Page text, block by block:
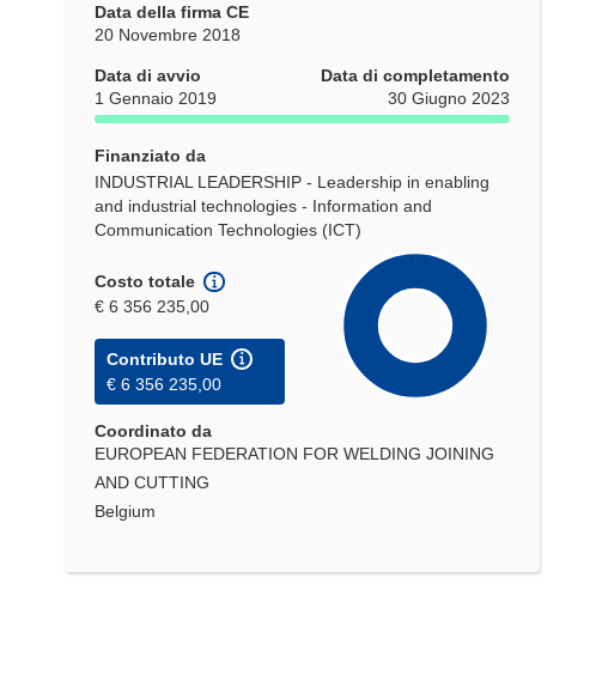
Data della firma CE
20 Novembre 2018
Data di avvio
1 Gennaio 2019
Data di completamento
30 Giugno 2023
Finanziato da
INDUSTRIAL LEADERSHIP - Leadership in enabling
and industrial technologies - Information and
Communication Technologies (ICT)
Costo totale
€ 6 356 235,00
Contributo UE
€ 6 356 235,00
Coordinato da
EUROPEAN FEDERATION FOR WELDING JOINING
AND CUTTING
Belgium